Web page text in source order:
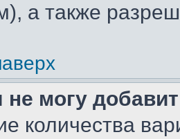
а также
не могу
количества